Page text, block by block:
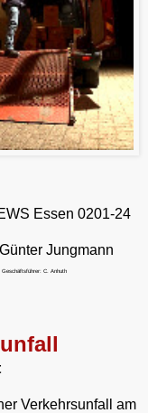
Essen 0201-24
Jungmann
C. Anhuth
Verkehrsunfall am